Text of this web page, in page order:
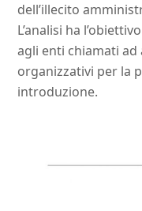
dell’illecito
L’analisi ha
agli enti chiamati
organizzativi per la
introduzione.